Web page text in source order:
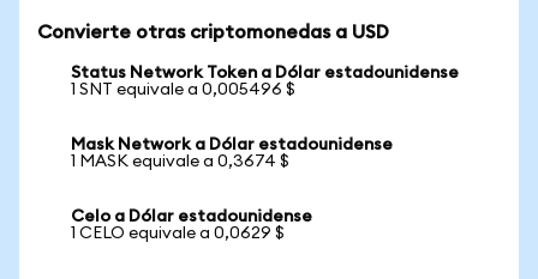
Convierte otras criptomonedas a USD
Status Network Token a Dólar estadounidense
1 SNT equivale a 0,005496 $
Mask Network a Dólar estadounidense
1 MASK equivale a 0,3674 $
Celo a Dólar estadounidense
1 CELO equivale a 0,0629 $